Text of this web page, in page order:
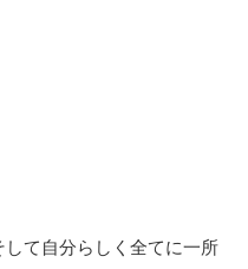
て自分らしく全てに一所